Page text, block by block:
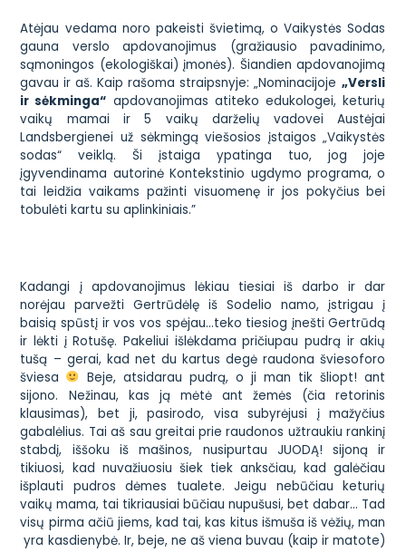
Atėjau vedama noro pakeisti švietimą, o Vaikystės Sodas
gauna verslo apdovanojimus (gražiausio pavadinimo,
sąmoningos (ekologiškai) įmonės). Šiandien apdovanojimą
gavau ir aš. Kaip rašomastraipsnyje:„Nominacijoje„Versli
ir sėkminga“ apdovanojimas atiteko edukologei, keturių
vaikų mamai ir 5 vaikų darželių vadovei Austėjai
Landsbergienei už sėkmingą viešosios įstaigos „Vaikystės
sodas“ veiklą. Ši įstaiga ypatinga tuo, jog joje
įgyvendinama autorinė Kontekstinio ugdymo programa, o
tai leidžia vaikams pažinti visuomenę ir jos pokyčius bei
tobulėti kartu su aplinkiniais.”
Kadangi į apdovanojimus lėkiau tiesiai iš darbo ir dar
norėjau parvežti Gertrūdėlę iš Sodelio namo, įstrigau į
baisią spūstį ir vos vos spėjau…teko tiesiog įnešti Gertrūdą
ir lėkti į Rotušę. Pakeliui išlėkdama pričiupau pudrą ir akių
tušą – gerai, kad net du kartus degė raudona šviesoforo
šviesa
Beje, atsidarau pudrą, o ji man tik šliopt! ant
sijono. Nežinau, kas ją mėtė ant žemės (čia retorinis
klausimas), bet ji, pasirodo, visa subyrėjusi į mažyčius
gabalėlius. Tai aš sau greitaiprie raudonos užtraukiu rankinį
stabdį, iššoku iš mašinos, nusipurtau JUODĄ! sijoną ir
tikiuosi, kad nuvažiuosiu šiek tiek anksčiau, kad galėčiau
išplauti pudros dėmes tualete. Jeigu nebūčiau keturių
vaikų mama, tai tikriausiai būčiaunupušusi, bet dabar… Tad
visų pirma ačiū jiems, kad tai, kas kitus išmuša iš vėžių, man
yra kasdienybė. Ir, beje, ne aš viena buvau (kaip ir matote)